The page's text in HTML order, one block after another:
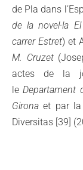
de Pla dans
de la novel·la
carrer Estret) et
M. Cruzet
actes de la
leDepartament
Girona et par la
Diversitas [39]